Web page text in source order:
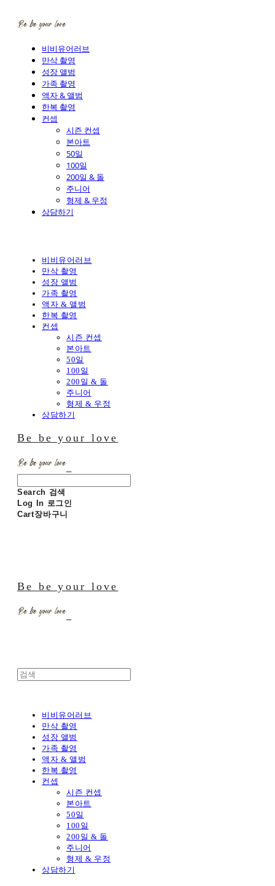
비비유어러브
만삭 촬영
성장 앨범
가족 촬영
액자 & 앨범
한복 촬영
컨셉
시즌 컨셉
본아트
50일
100일
200일 & 돌
주니어
형제 & 우정
상담하기
비비유어러브
만삭 촬영
성장 앨범
가족 촬영
액자 & 앨범
한복 촬영
컨셉
시즌 컨셉
본아트
50일
100일
200일 & 돌
주니어
형제 & 우정
상담하기
Be be your love
Search 검색
Log In 로그인
Cart장바구니
Be be your love
비비유어러브
만삭 촬영
성장 앨범
가족 촬영
액자 & 앨범
한복 촬영
컨셉
시즌 컨셉
본아트
50일
100일
200일 & 돌
주니어
형제 & 우정
상담하기